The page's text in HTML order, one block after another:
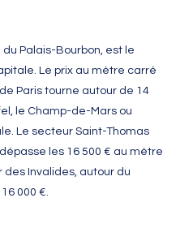
Palais-Bourbon, est le
Le prix au mètre carré
Paris tourne autour de 14
le Champ-de-Mars ou
Le secteur Saint-Thomas
les 16 500 € au mètre
Invalides, autour du
000 €.